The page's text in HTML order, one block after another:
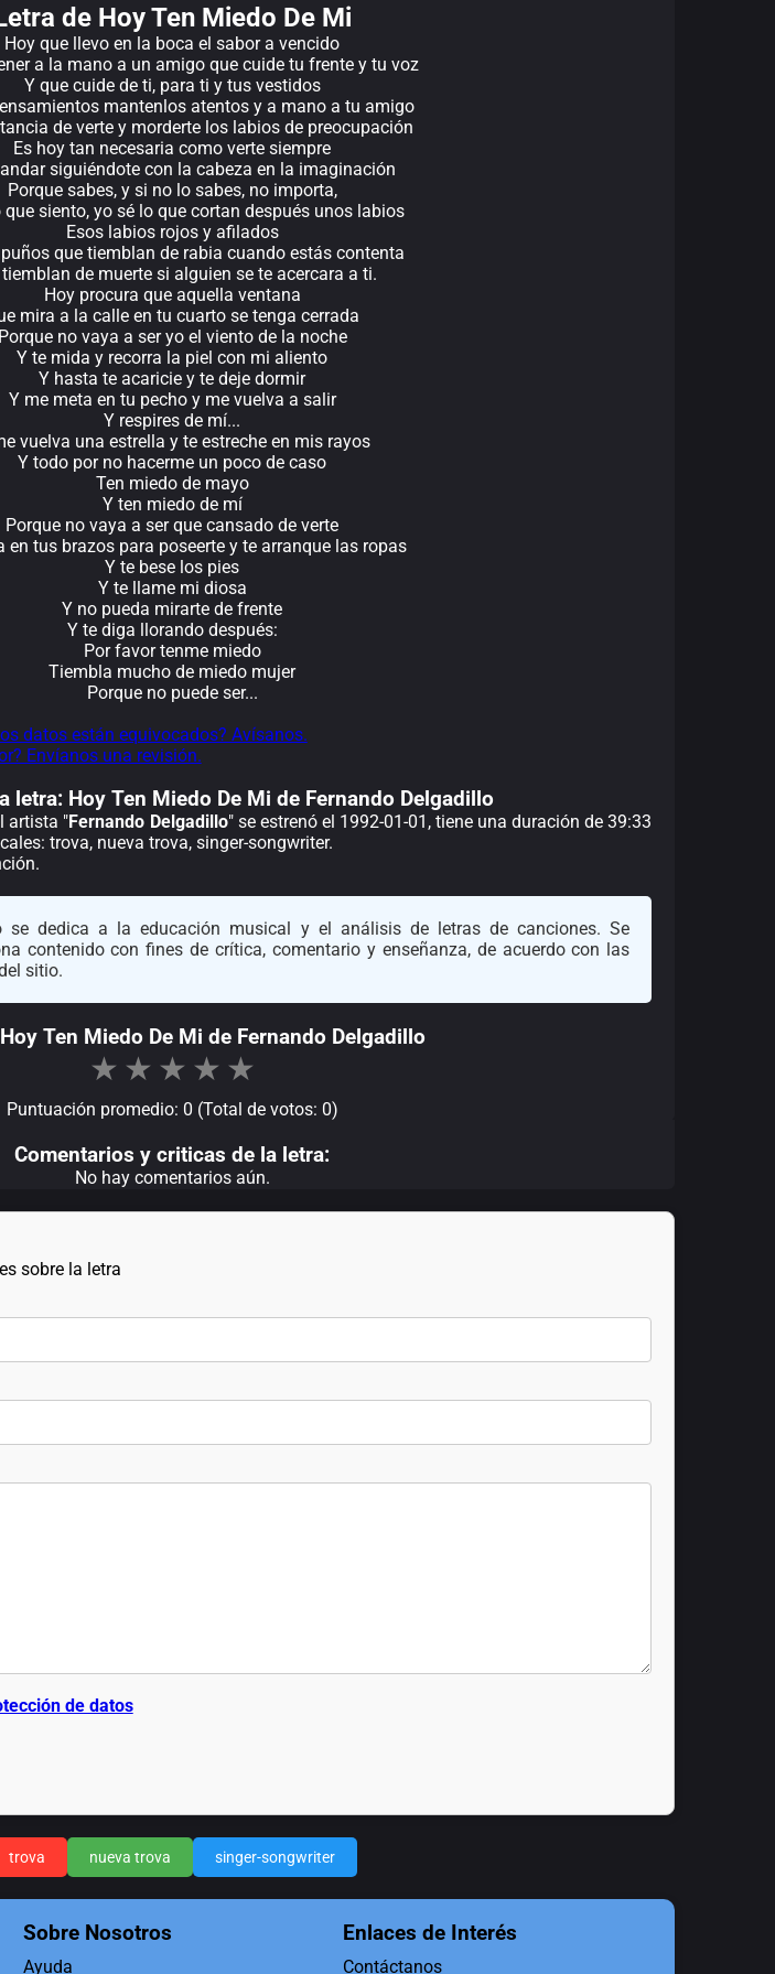
de Hoy Ten Miedo De Mi
Hoy que llevo en la boca el sabor a vencido
a la mano a un amigo que cuide tu frente y tu voz
Y que cuide de ti, para ti y tus vestidos
mantenlos atentos y a mano a tu amigo
de verte y morderte los labios de preocupación
Es hoy tan necesaria como verte siempre
siguiéndote con la cabeza en la imaginación
Porque sabes, y si no lo sabes, no importa,
que siento, yo sé lo que cortan después unos labios
Esos labios rojos y afilados
que tiemblan de rabia cuando estás contenta
tiemblan de muerte si alguien se te acercara a ti.
Hoy procura que aquella ventana
mira a la calle en tu cuarto se tenga cerrada
Porque no vaya a ser yo el viento de la noche
Y te mida y recorra la piel con mi aliento
Y hasta te acaricie y te deje dormir
Y me meta en tu pecho y me vuelva a salir
Y respires de mí...
vuelva una estrella y te estreche en mis rayos
Y todo por no hacerme un poco de caso
Ten miedo de mayo
Y ten miedo de mí
Porque no vaya a ser que cansado de verte
en tus brazos para poseerte y te arranque las ropas
Y te bese los pies
Y te llame mi diosa
Y no pueda mirarte de frente
Y te diga llorando después:
Por favor tenme miedo
Tiembla mucho de miedo mujer
Porque no puede ser...
datos están equivocados? Avísanos.
Envíanos una revisión.
letra: Hoy Ten Miedo De Mi de Fernando Delgadillo
artista "Fernando Delgadillo" se estrenó el 1992-01-01, tiene una duración de 39:33
trova, nueva trova, singer-songwriter.
se dedica a la educación musical y el análisis de letras de canciones. Se
contenido con fines de crítica, comentario y enseñanza, de acuerdo con las
sitio.
Ten Miedo De Mi de Fernando Delgadillo
★ ★ ★ ★ ★
Puntuación promedio: 0 (Total de votos: 0)
Comentarios y criticas de la letra:
No hay comentarios aún.
sobre la letra
de datos
trova nueva trova singer-songwriter
Sobre Nosotros
Ayuda
Enlaces de Interés
Contáctanos